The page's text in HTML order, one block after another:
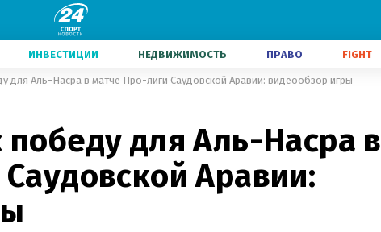
ИНВЕСТИЦИИ НЕДВИЖИМОСТЬ ПРАВО FIGHT
для Аль-Насра в матче Про-лиги Саудовской Аравии: видеообзор игры
для Аль-Насра в
Аравии: